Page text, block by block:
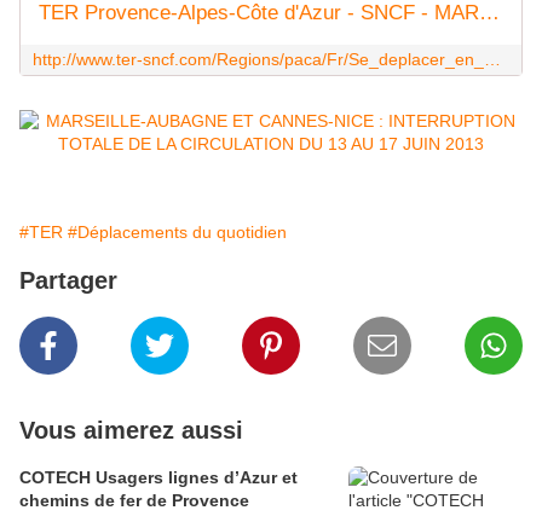
TER Provence-Alpes-Côte d'Azur - SNCF - MARSEILLE-AUBAGNE ET CANNES-NICE : INTERRUPTION TOTALE DE LA CIRCULATION DU 13 AU 17 JUIN 2013
#TER #Déplacements du quotidien
Partager
Vous aimerez aussi
COTECH Usagers lignes d’Azur et
chemins de fer de Provence